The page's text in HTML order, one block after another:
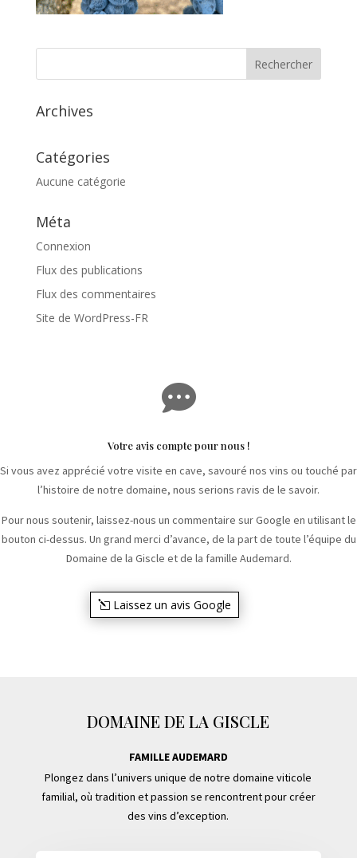
Archives
Catégories
Aucune catégorie
Méta
Connexion
Flux des publications
Flux des commentaires
Site de WordPress-FR

Votre avis compte pour nous !
Si vous avez apprécié votre visite en cave, savouré nos vins ou touché par
l’histoire de notre domaine, nous serions ravis de le savoir.
Pour nous soutenir, laissez-nous un commentaire sur Google en utilisant le
bouton ci-dessus. Un grand merci d’avance, de la part de toute l’équipe du
Domaine de la Giscle et de la famille Audemard.
Laissez un avis Google
DOMAINE DE LA GISCLE
FAMILLE AUDEMARD
Plongez dans l’univers unique de notre domaine viticole
familial, où tradition et passion se rencontrent pour créer
des vins d’exception.